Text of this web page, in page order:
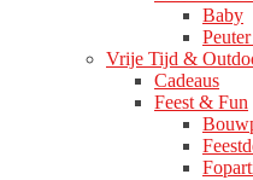
Baby
Vrije Tijd &
Cadeaus
Feest & Fun